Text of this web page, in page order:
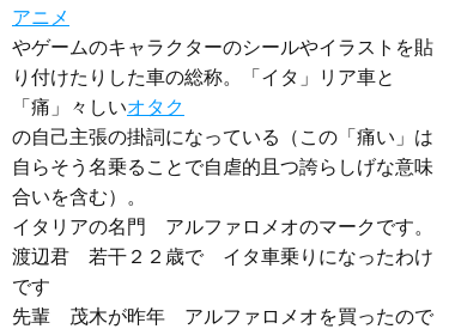
アニメ
やゲームのキャラクターのシールやイラストを貼
り付けたりした車の総称。「イタ」リア車と
「痛」々しいオタク
の自己主張の掛詞になっている（この「痛い」は
自らそう名乗ることで自虐的且つ誇らしげな意味
合いを含む）。
イタリアの名門 アルファロメオのマークです。
渡辺君 若干２２歳で イタ車乗りになったわけ
です
先輩 茂木が昨年 アルファロメオを買ったので